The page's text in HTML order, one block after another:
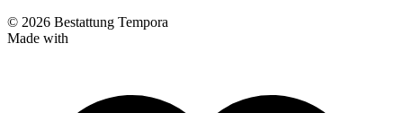
© 2026 Bestattung Tempora
Made with